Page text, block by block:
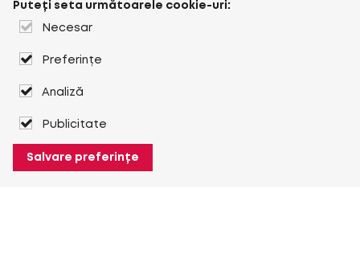
Puteți seta următoarele cookie-uri:
Necesar
Preferințe
Analiză
Publicitate
Salvare preferințe